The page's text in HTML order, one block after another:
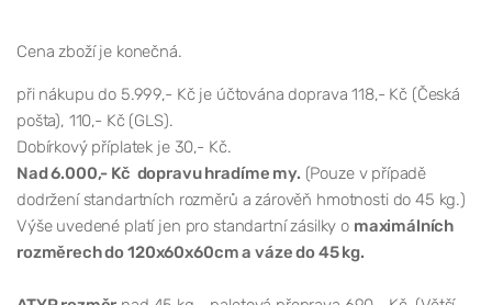
Cena zboží je konečná.
při nákupu do 5.999,- Kč je účtována doprava 118,- Kč (Česká
pošta), 110,- Kč (GLS).
Dobírkový příplatek je 30,- Kč.
Nad 6.000,- Kč dopravu hradíme my. (Pouze v případě
dodržení standartních rozměrů a zárověň hmotnosti do 45 kg.)
Výše uvedené platí jen pro standartní zásilky o maximálních
rozměrech do 120x60x60cm a váze do 45 kg.